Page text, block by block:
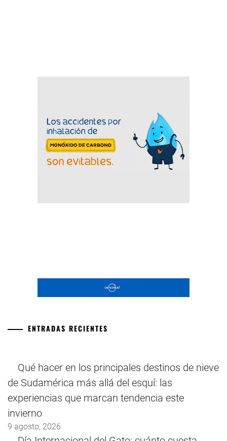
ENTRADAS RECIENTES
Qué hacer en los principales destinos de nieve
de Sudamérica más allá del esquí: las
experiencias que marcan tendencia este
invierno
9 agosto, 2026